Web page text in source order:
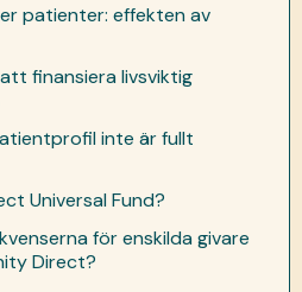
patienter: effekten av
finansiera livsviktig
inte är fullt
Universal Fund?
för enskilda givare
Direct?